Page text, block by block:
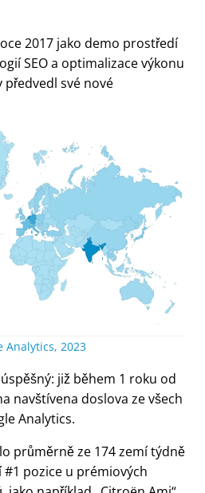
2017 jako demo prostředí
SEO a optimalizace výkonu
předvedl své nové
Analytics, 2023
již během 1 roku od
navštívena doslova ze všech
Analytics.
průměrně ze 174 zemí týdně
pozice u prémiových